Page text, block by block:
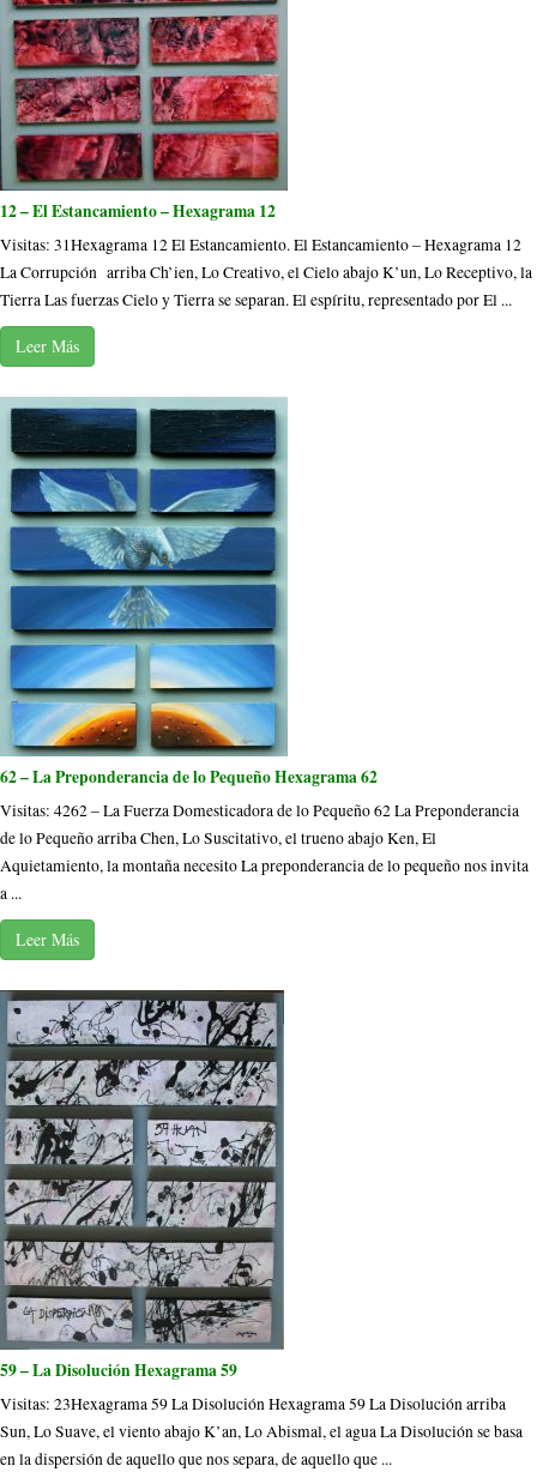
12 – El Estancamiento – Hexagrama 12
Visitas: 31Hexagrama 12 El Estancamiento. El Estancamiento – Hexagrama 12
La Corrupción arriba Ch’ien, Lo Creativo, el Cielo abajo K’un, Lo Receptivo, la
Tierra Las fuerzas Cielo y Tierra se separan. El espíritu, representado por El ...
Leer Más
62 – La Preponderancia de lo Pequeño Hexagrama 62
Visitas: 4262 – La Fuerza Domesticadora de lo Pequeño 62 La Preponderancia
de lo Pequeño arriba Chen, Lo Suscitativo, el trueno abajo Ken, El
Aquietamiento, la montaña necesito La preponderancia de lo pequeño nos invita
a ...
Leer Más
59 – La Disolución Hexagrama 59
Visitas: 23Hexagrama 59 La Disolución Hexagrama 59 La Disolución arriba
Sun, Lo Suave, el viento abajo K’an, Lo Abismal, el agua La Disolución se basa
en la dispersión de aquello que nos separa, de aquello que ...